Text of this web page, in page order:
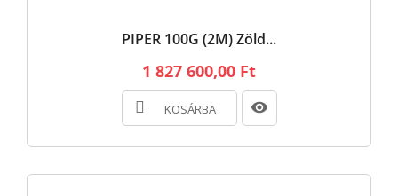
PIPER 100G (2M) Zöld...
1 827 600,00 Ft
KOSÁRBA